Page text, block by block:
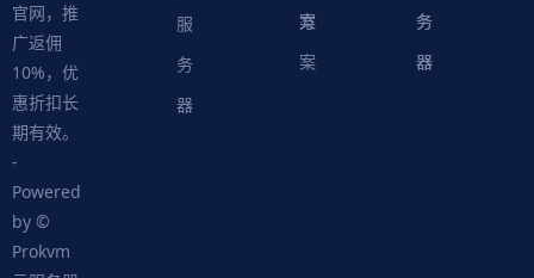
官网，推
广返佣
10%，优
惠折扣长
期有效。
-
Powered
by ©
Prokvm
服
务
器
案
方
案
务
器
务
器